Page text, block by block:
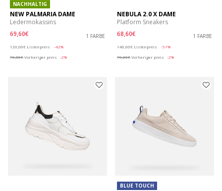
NACHHALTIG
NEW PALMARIA DAME
Ledermokassins
69,60€
1 FARBE
120,00€ Listenpreis
-42%
70,80€Vorheriger preis -2%
NEBULA 2.0 X DAME
Platform Sneakers
68,60€
1 FARBE
140,00€ Listenpreis
-51%
70,00€Vorheriger preis -2%
BLUE TOUCH